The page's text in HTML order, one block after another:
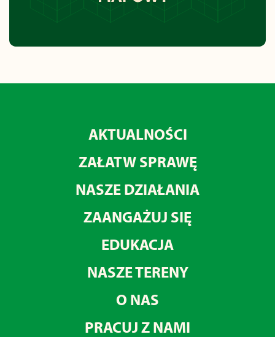
AKTUALNOŚCI
ZAŁATW SPRAWĘ
NASZE DZIAŁANIA
ZAANGAŻUJ SIĘ
EDUKACJA
NASZE TERENY
O NAS
PRACUJ Z NAMI